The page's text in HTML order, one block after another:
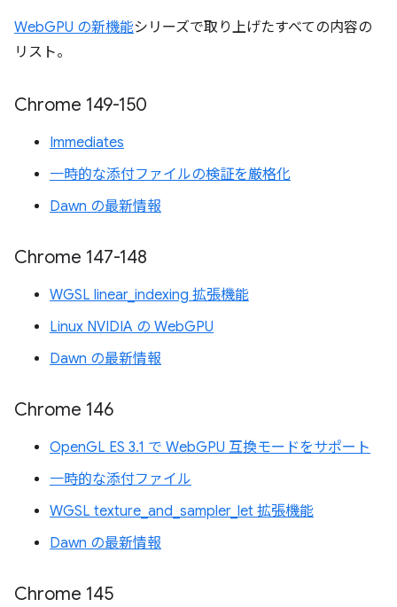
WebGPU の新機能シリーズで取り上げたすべての内容の
リスト。
Chrome 149-150
Immediates
一時的な添付ファイルの検証を厳格化
Dawn の最新情報
Chrome 147-148
WGSL linear_indexing 拡張機能
Linux NVIDIA の WebGPU
Dawn の最新情報
Chrome 146
OpenGL ES 3.1 で WebGPU 互換モードをサポート
一時的な添付ファイル
WGSL texture_and_sampler_let 拡張機能
Dawn の最新情報
Chrome 145